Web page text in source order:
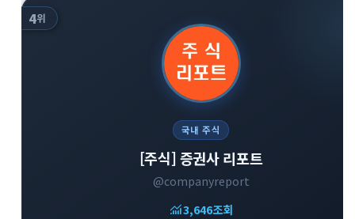
4위
국내 주식
[주식] 증권사 리포트
@companyreport
monitoring3,646조회